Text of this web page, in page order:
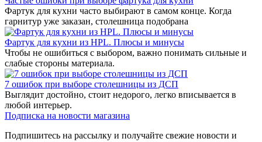
Фартук для кухни часто выбирают в самом конце. Когда
арнитур уже заказан, столешница подобрана
Фартук для кухни из HPL. Плюсы и минусы
Чтобы не ошибиться с выбором, важно понимать сильные и
слабые стороны материала.
7 ошибок при выборе столешницы из ДСП
ыглядит достойно, стоит недорого, легко вписывается
любой интерьер.
Подписка на новости магазина
Подпишитесь на рассылку и получайте свежие новости и